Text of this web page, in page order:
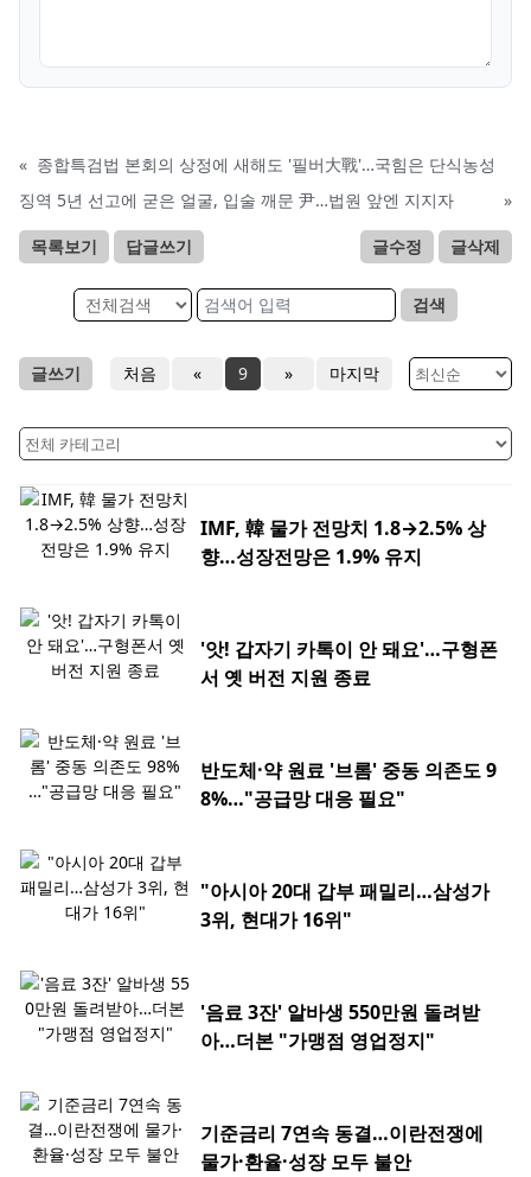
« 종합특검법 본회의 상정에 새해도 '필버大戰'…국힘은 단식농성
징역 5년 선고에 굳은 얼굴, 입술 깨문 尹…법원 앞엔 지지자
»
목록보기 답글쓰기 글수정 글삭제
검색
글쓰기 처음 « 9 » 마지막
IMF, 韓 물가 전망치 1.8→2.5% 상
향…성장전망은 1.9% 유지
'앗! 갑자기 카톡이 안 돼요'…구형폰
서 옛 버전 지원 종료
반도체·약 원료 '브롬' 중동 의존도 9
8%…"공급망 대응 필요"
"아시아 20대 갑부 패밀리…삼성가
3위, 현대가 16위"
'음료 3잔' 알바생 550만원 돌려받
아…더본 "가맹점 영업정지"
기준금리 7연속 동결…이란전쟁에
물가·환율·성장 모두 불안